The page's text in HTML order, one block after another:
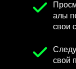
алы
свои
свой